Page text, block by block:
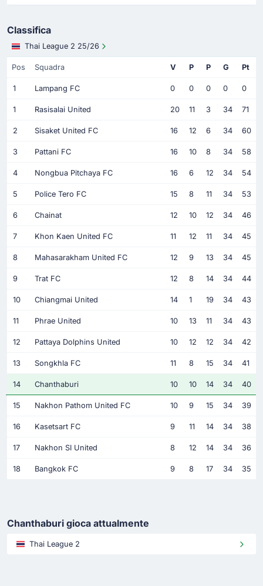
Classifica
Thai League 2 25/26
Pos Squadra V P P G Pt
1 Lampang FC 0 0 0 0 0
1 Rasisalai United 20 11 3 34 71
2 Sisaket United FC 16 12 6 34 60
3 Pattani FC 16 10 8 34 58
4 Nongbua Pitchaya FC 16 6 12 34 54
5 Police Tero FC 15 8 11 34 53
6 Chainat 12 10 12 34 46
7 Khon Kaen United FC 11 12 11 34 45
8 Mahasarakham United FC 12 9 13 34 45
9 Trat FC 12 8 14 34 44
10 Chiangmai United 14 1 19 34 43
11 Phrae United 10 13 11 34 43
12 Pattaya Dolphins United 10 12 12 34 42
13 Songkhla FC 11 8 15 34 41
14 Chanthaburi 10 10 14 34 40
15 Nakhon Pathom United FC 10 9 15 34 39
16 Kasetsart FC 9 11 14 34 38
17 Nakhon SI United 8 12 14 34 36
18 Bangkok FC 9 8 17 34 35
Chanthaburi gioca attualmente
Thai League 2